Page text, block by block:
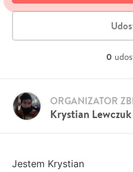
0
Krystian Lewczuk
ORGANIZATOR
Jestem Krystian